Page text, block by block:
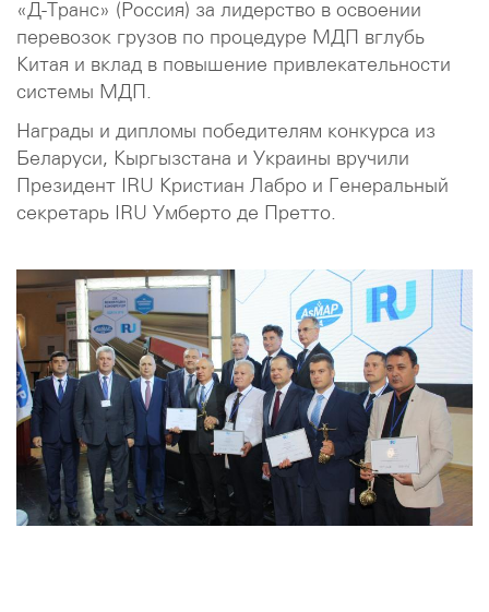
«Д-Транс» (Россия) за лидерство в освоении
перевозок грузов по процедуре МДП вглубь
Китая и вклад в повышение привлекательности
системы МДП.
Награды и дипломы победителям конкурса из
Беларуси, Кыргызстана и Украины вручили
Президент IRU Кристиан Лабро и Генеральный
секретарь IRU Умберто де Претто.